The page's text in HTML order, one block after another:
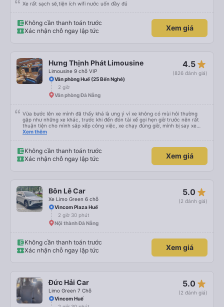
Xe rất sạch sẽ,tiện ích wifi nước uốn đầy đủ
Không cần thanh toán trước
Xác nhận chỗ ngay lập tức
Xem giá
Hưng Thịnh Phát Limousine
Limousine 9 chỗ VIP
4.5 star_rate
(826 đánh giá)
Văn phòng Huế (25 Bến Nghé)
2 giờ
Văn phòng Đà Nẵng
Vừa bước lên xe mình đã thấy khá là ưng ý vì xe không có mùi hôi thường
gặp như những xe khác, trước khi đến đón tài xế gọi hẹn giờ trước nên rất
thuận tiện cho mình sắp xếp công việc, xe chạy đúng giờ, mình bị say xe
nhưng khá là thoải mái trong chuyến xe này, tài xế dễ thương cực, Hưng
Xem thêm
Không cần thanh toán trước
Xác nhận chỗ ngay lập tức
Xem giá
Bôn Lê Car
Xe Limo Green 6 chỗ
5.0 star_rate
(2 đánh giá)
Vincom Plaza Huế
2 giờ 30 phút
Nội thành Đà Nẵng
Không cần thanh toán trước
Xác nhận chỗ ngay lập tức
Xem giá
Đức Hải Car
Limo Green 7 Chỗ
5.0 star_rate
(2 đánh giá)
Vincom Huế